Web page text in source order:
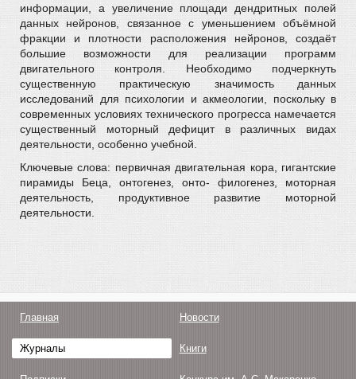
информации, а увеличение площади дендритных полей
данных нейронов, связанное с уменьшением объёмной
фракции и плотности расположения нейронов, создаёт
большие возможности для реализации программ
двигательного контроля. Необходимо подчеркнуть
существенную практическую значимость данных
исследований для психологии и акмеологии, поскольку в
современных условиях технического прогресса намечается
существенный моторный дефицит в различных видах
деятельности, особенно учебной.
Ключевые слова: первичная двигательная кора, гигантские
пирамиды Беца, онтогенез, онто- филогенез, моторная
деятельность, продуктивное развитие моторной
деятельности.
Главная Новости
Журналы Книги